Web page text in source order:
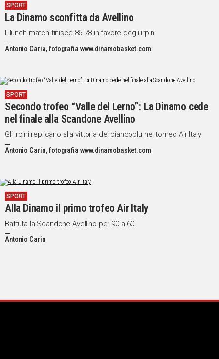
STORIE
VIDEO
UNISCITI
AL CANALE
SPORT
La Dinamo sconfitta da Avellino
Il lunch match finisce 86-78 in favore degli irpini
Antonio Caria, fotografia www.dinamobasket.com
SPORT
Secondo trofeo “Valle del Lerno”: La Dinamo cede
nel finale alla Scandone Avellino
Gli Irpini replicano alla vittoria dei biancoblu nel torneo Air Italy
Antonio Caria, fotografia www.dinamobasket.com
SPORT
Alla Dinamo il primo trofeo Air Italy
Battuta la Scandone Avellino per 90 a 60
Antonio Caria